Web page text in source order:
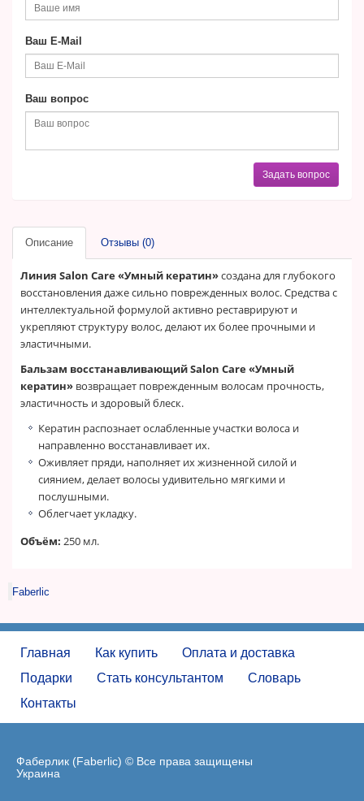
Ваш E-Mail
Ваш вопрос
Задать вопрос
Описание Отзывы (0)
Линия Salon Care «Умный кератин»создана для глубокого
восстановления даже сильно поврежденных волос. Средства с
интеллектуальной формулой активно реставрируют и
укрепляют структуру волос, делают их более прочными и
эластичными.
Бальзам восстанавливающий Salon Care «Умный
кератин» возвращает поврежденным волосам прочность,
эластичность и здоровый блеск.
Кератин распознает ослабленные участки волоса и
направленно восстанавливает их.
Оживляет пряди, наполняет их жизненной силой и
сиянием, делает волосы удивительно мягкими и
послушными.
Облегчает укладку.
Объём: 250 мл.
Faberlic
Главная Как купить
Оплата и доставка
Подарки
Стать консультантом
Словарь
Контакты
Фаберлик (Faberlic) © Все права защищены
Украина